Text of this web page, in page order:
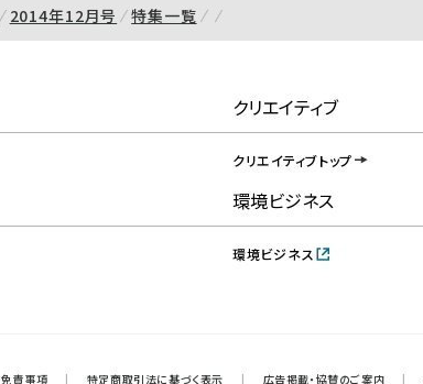
2014年12月号 特集一覧
クリエイティブ
クリエイティブトップ
環境ビジネス
環境ビジネス
免責事項 | 特定商取引法に基づく表示 | 広告掲載・協賛のご案内 |